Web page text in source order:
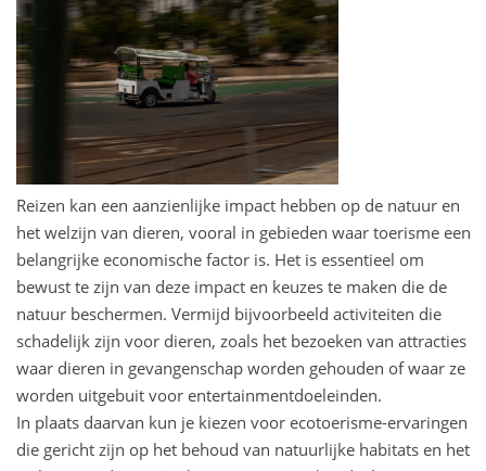
Reizen kan een aanzienlijke impact hebben op de natuur en
het welzijn van dieren, vooral in gebieden waar toerisme een
belangrijke economische factor is. Het is essentieel om
bewust te zijn van deze impact en keuzes te maken die de
natuur beschermen. Vermijd bijvoorbeeld activiteiten die
schadelijk zijn voor dieren, zoals het bezoeken van attracties
waar dieren in gevangenschap worden gehouden of waar ze
worden uitgebuit voor entertainmentdoeleinden.
In plaats daarvan kun je kiezen voor ecotoerisme-ervaringen
die gericht zijn op het behoud van natuurlijke habitats en het